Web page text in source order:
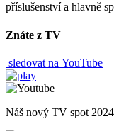
příslušenství a hlavně
Znáte z TV
sledovat na YouTube
Náš nový TV spot 2024